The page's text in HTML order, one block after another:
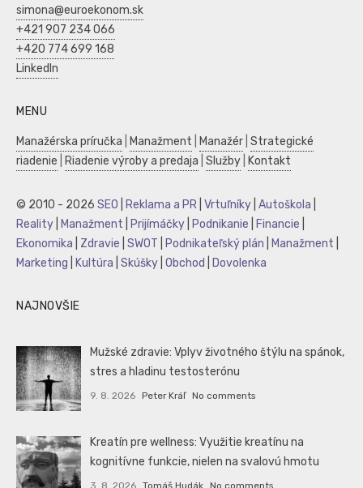
simona@euroekonom.sk
+421 907 234 066
+420 774 699 168
LinkedIn
MENU
Manažérska príručka Manažment Manažér Strategické
riadenie
Riadenie výroby a predaja Služby Kontakt
© 2010 - 2026 SEO Reklama a PR Vrtuľníky Autoškola
Reality
Manažment Prijímáčky Podnikanie Financie
Ekonomika
Zdravie SWOT Podnikateľský plán Manažment
Marketing
Kultúra Skúšky Obchod Dovolenka
NAJNOVŠIE
Mužské zdravie: Vplyv životného štýlu na spánok,
stres a hladinu testosterónu
9. 8. 2026 Peter Kráľ No comments
Kreatín pre wellness: Využitie kreatínu na
kognitívne funkcie, nielen na svalovú hmotu
3. 8. 2026 Tomáš Hudák No comments